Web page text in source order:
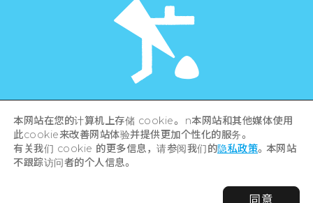
Hiroshima Prefecture / Hiroshima City .
All rights reserved
本网站在您的计算机上存储 cookie。 n本网站和其他媒体使用
此cookie来改善网站体验并提供更加个性化的服务。
有关我们 cookie 的更多信息，请参阅我们的隐私政策。本网站
不跟踪访问者的个人信息。
同意